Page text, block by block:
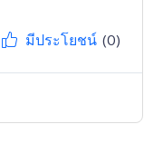
มีประโยชน์ (0)